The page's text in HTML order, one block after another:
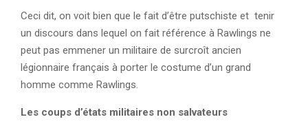
Ceci dit, on voit bien que le fait d’être putschiste et tenir
un discours dans lequel on fait référence à Rawlings ne
peut pas emmener un militaire de surcroît ancien
légionnaire français à porter le costume d’un grand
homme comme Rawlings.
Les coups d’états militaires non salvateurs